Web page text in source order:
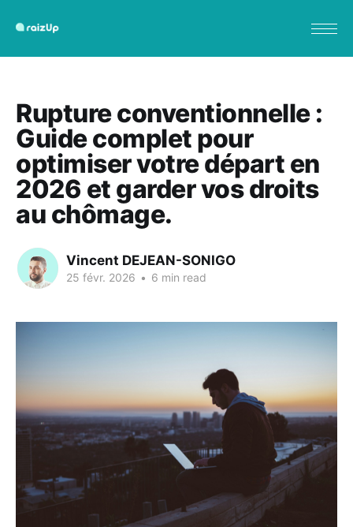
Rupture conventionnelle :
Guide complet pour
optimiser votre départ en
2026 et garder vos droits
au chômage.
Vincent DEJEAN-SONIGO
25 févr. 2026 • 6 min read